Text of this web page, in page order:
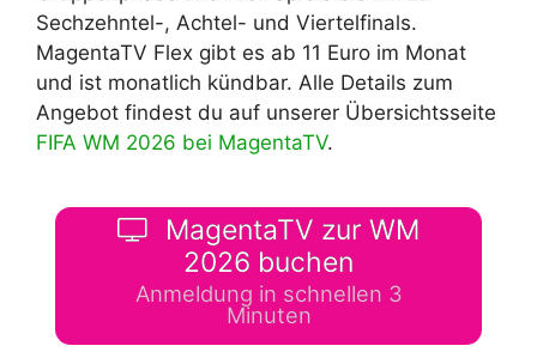
Sechzehntel-, Achtel- und Viertelfinals.
MagentaTV Flex gibt es ab 11 Euro im Monat
und ist monatlich kündbar. Alle Details zum
Angebot findest du auf unserer Übersichtsseite
FIFA WM 2026 bei MagentaTV.
MagentaTV zur WM
2026 buchen
Anmeldung in schnellen 3
Minuten